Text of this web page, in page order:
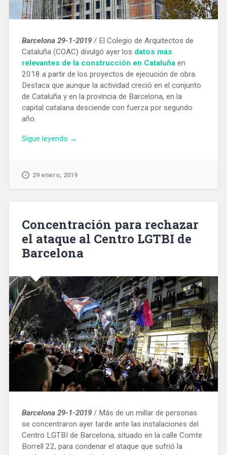
Barcelona 29-1-2019/ El Colegio de Arquitectos de
Cataluña (COAC) divulgó ayer los datos más
relevantes de la construcción en Cataluñaen
2018 a partir de los proyectos de ejecución de obra.
Destaca que aunque la actividad creció en el conjunto
de Cataluña y en la provincia de Barcelona, en la
capital catalana desciende con fuerza por segundo
año.
Sigue leyendo «La
con
segundo
año
consecutivo»
→
29 enero, 2019
Concentración para rechazar
el ataque al Centro LGTBI de
Barcelona
Barcelona 29-1-2019/ Más de un millar de personas
se concentraron ayer tarde ante las instalaciones del
Centro LGTBI de Barcelona, situado en la calle Comte
Borrell 22, para condenar el ataque que sufrió la